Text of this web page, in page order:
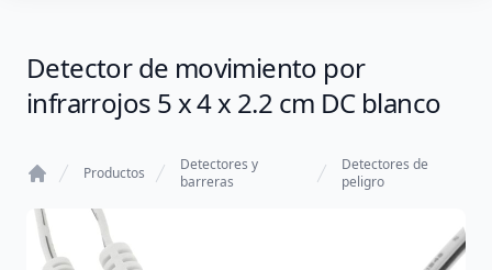
Detector de movimiento por
infrarrojos 5 x 4 x 2.2 cm DC blanco
Productos
Detectores y
barreras
Detectores de
peligro